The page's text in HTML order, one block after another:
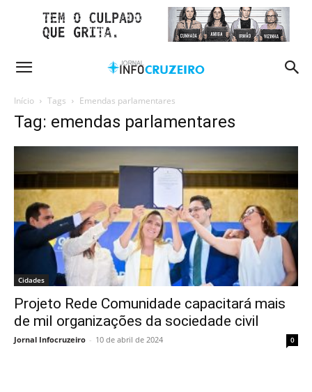
Início Tags Emendas parlamentares
Tag: emendas parlamentares
Cidades
Projeto Rede Comunidade capacitará mais
de mil organizações da sociedade civil
Jornal Infocruzeiro - 10 de abril de 2024 0